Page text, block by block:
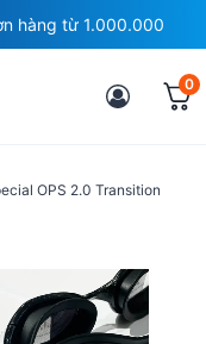
hàng từ 1.000.000
0
OPS 2.0 Transition